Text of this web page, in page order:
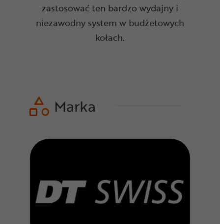
zastosować ten bardzo wydajny i
niezawodny system w budżetowych
kołach.
Marka